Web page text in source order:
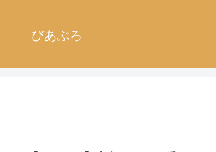
びあぶろ